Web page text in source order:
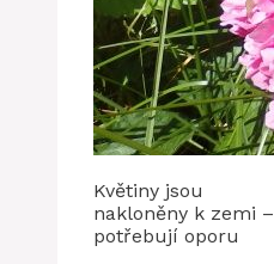
Květiny jsou
nakloněny k zemi –
potřebují oporu